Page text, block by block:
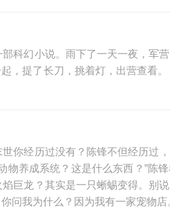
科幻小说。雨下了一天一夜，军
，提了长刀，挑着灯，出营查看
世你经历过没有？陈锋不但经历
养成系统？这是什么东西？”陈
巨龙？其实是一只蜥蜴变得。别
问我为什么？因为我有一家宠物店